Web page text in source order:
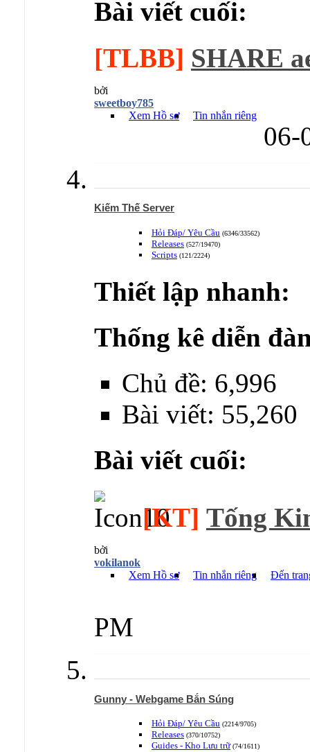
Bài viết cuối:
[TLBB] SHARE
bởi
sweetboy785
Xem Hồ sơ
Tin nhắn riêng
06-
Kiếm Thế Server
Hỏi Đáp/ Yêu Cầu (6346/33562)
Releases (527/19470)
Scripts (121/2224)
Thiết lập nhanh:
Thống kê diễn
Chủ đề: 6,996
Bài viết: 55,260
Bài viết cuối:
[KT] Tống
bởi
vokilanok
Xem Hồ sơ
Tin nhắn riêng Đến
PM
Gunny - Webgame Bắn Súng
Hỏi Đáp/ Yêu Cầu (2214/9705)
Releases (370/10752)
Guides - Kho Lưu trữ(74/1611)